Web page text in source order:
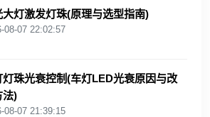
大灯激发灯珠(原理与选型指南)
08-07 22:02:57
灯珠光衰控制(车灯LED光衰原因与改
法)
08-07 21:39:15